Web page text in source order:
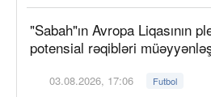
"Sabah"ın Avropa Liqasının
potensial rəqibləri
03.08.2026, 17:06 Futbol